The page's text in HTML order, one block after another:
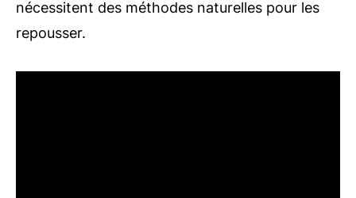
nécessitent des méthodes naturelles pour les
repousser.